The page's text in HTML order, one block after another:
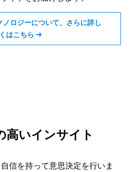
ノロジーについて、さらに詳し
くはこちら →
高いインサイト
信を持って意思決定を行いま